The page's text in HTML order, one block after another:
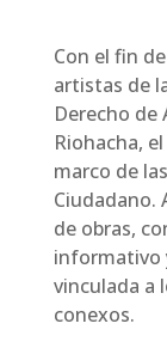
Con el fin
artistas de
Derecho de
Riohacha,
marco de
Ciudadano.
de obras,
informativo
vinculada a
conexos.